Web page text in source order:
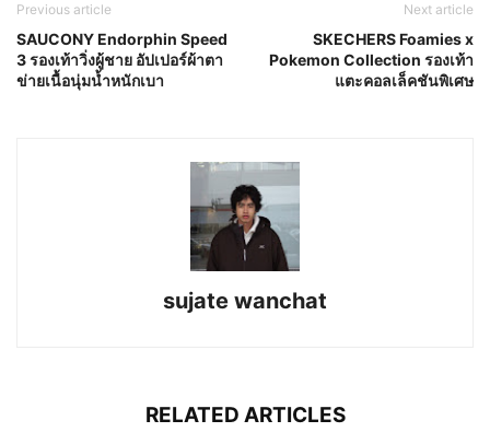
Previous article
SAUCONY Endorphin Speed
3 รองเท้าวิ่งผู้ชาย อัปเปอร์ผ้าตา
ข่ายเนื้อนุ่มน้ำหนักเบา
Next article
SKECHERS Foamies x
Pokemon Collection รองเท้า
แตะคอลเล็คชันพิเศษ
sujate wanchat
RELATED ARTICLES